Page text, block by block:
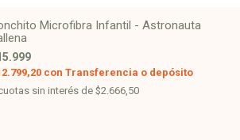
Microfibra Infantil - Astronauta
con Transferencia o depósito
sin interés de$2.666,50